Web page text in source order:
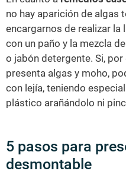
no hay aparición de algas
encargarnos de realizar la
con un paño y la mezcla
o jabón detergente. Si,
presenta algas y moho,
con lejía, teniendo
plástico arañándolo ni
5 pasos para
desmontable